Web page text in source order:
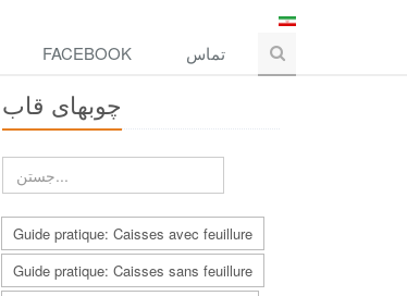
FACEBOOK تماس
چوبهاى قاب
Guide pratique: Caisses avec feuillure
Guide pratique: Caisses sans feuillure